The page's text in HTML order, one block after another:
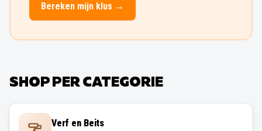
Bereken mijn klus →
SHOP PER CATEGORIE
Verf en Beits